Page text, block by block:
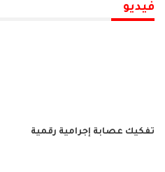
فيديو
تفكيك عصابة إجرامية رقمية